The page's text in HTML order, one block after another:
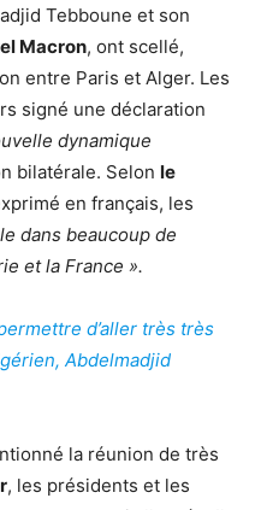
Tebboune et son
Macron, ont scellé,
entre Paris et Alger. Les
signé une déclaration
dynamique
bilatérale. Selon le
en français, les
dans beaucoup de
et la France ».
d’aller très très
Abdelmadjid
la réunion de très
, les présidents et les